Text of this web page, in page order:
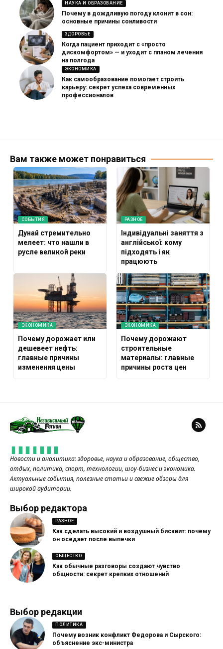
НАУКА И ОБРАЗОВАНИЕ
Почему в дождливую погоду клонит в сон:
основные причины сонливости
ЗДОРОВЬЕ
Когда пациент приходит с «просто
дискомфортом» — и уходит с планом лечения
на полгода
ЭКОНОМИКА
Как самообразование помогает строить
карьеру: секрет успеха современных
профессионалов
Вам также может понравиться
СОБЫТИЯ
Дунай стремительно
мелеет: что нашли в
русле великой реки
РАЗНОЕ
Індивідуальні заняття з
англійської: кому
підходять і як
працюють
ЭКОНОМИКА
Почему дорожает или
дешевеет нефть:
главные причины
изменения цены
ЭКОНОМИКА
Почему дорожают
строительные
материалы: главные
причины роста цен
Новости и аналитика: здоровье, наука и образование, общество,
отдых, политика, спорт, технологии, шоу-бизнес и экономика.
Актуальные события, полезные статьи и свежие обзоры для
широкой аудитории.
Выбор редактора
РАЗНОЕ
Как сделать высокий и воздушный бисквит: почему
он оседает после выпечки
ОБЩЕСТВО
Как обычные разговоры создают чувство
общности: секрет крепких отношений
Выбор редакции
ПОЛИТИКА
Почему возник конфликт Федорова и Сырского:
объяснение экс-министра